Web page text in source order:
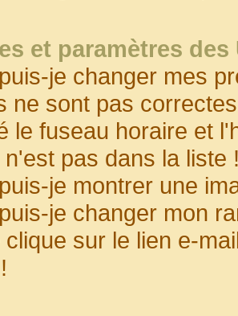
et paramètres
je changer mes
ne sont pas
le fuseau horaire et
n'est pas dans la liste
je montrer une
je changer mon
sur le lien e-